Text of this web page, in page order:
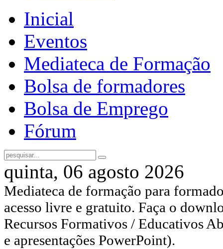
Inicial
Eventos
Mediateca de Formação
Bolsa de formadores
Bolsa de Emprego
Fórum
quinta, 06 agosto 2026
Mediateca de formação para
acesso livre e gratuito. Faça o
Recursos Formativos / Educativos
e apresentações PowerPoint).